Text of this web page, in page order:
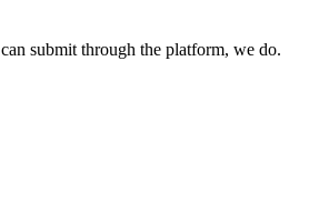
submit through the platform, we do.